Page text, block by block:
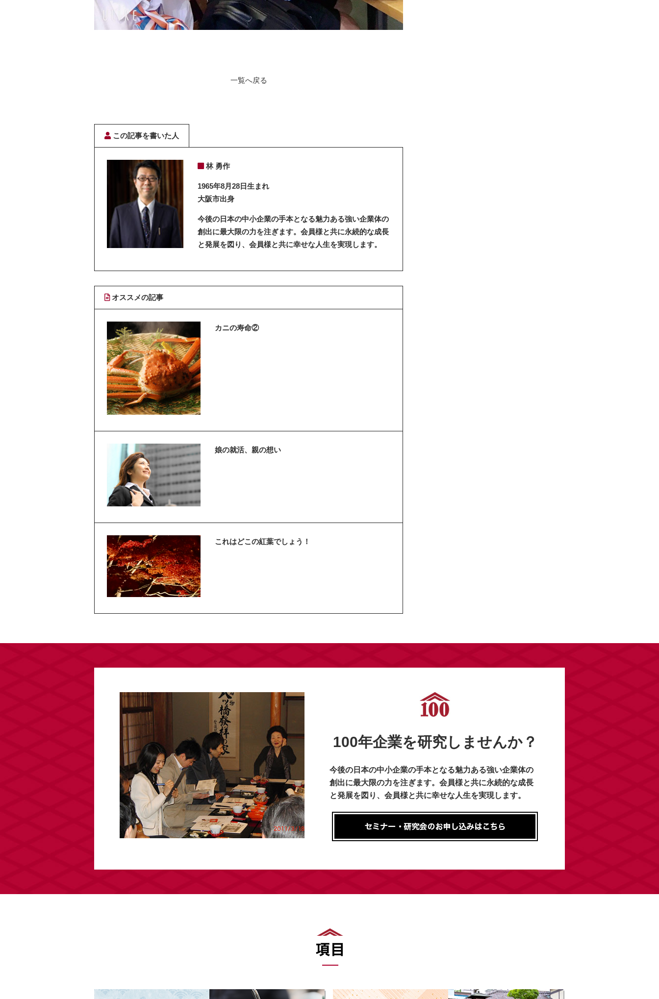
一覧へ戻る
この記事を書いた人
林 勇作
1965年8月28日生まれ
大阪市出身
今後の日本の中小企業の手本となる魅力ある強い企業体の
創出に最大限の力を注ぎます。会員様と共に永続的な成長
と発展を図り、会員様と共に幸せな人生を実現します。
オススメの記事
カニの寿命②
娘の就活、親の想い
これはどこの紅葉でしょう！
100年企業を研究しませんか？
今後の日本の中小企業の手本となる魅力ある強い企業体の
創出に最大限の力を注ぎます。会員様と共に永続的な成長
と発展を図り、会員様と共に幸せな人生を実現します。